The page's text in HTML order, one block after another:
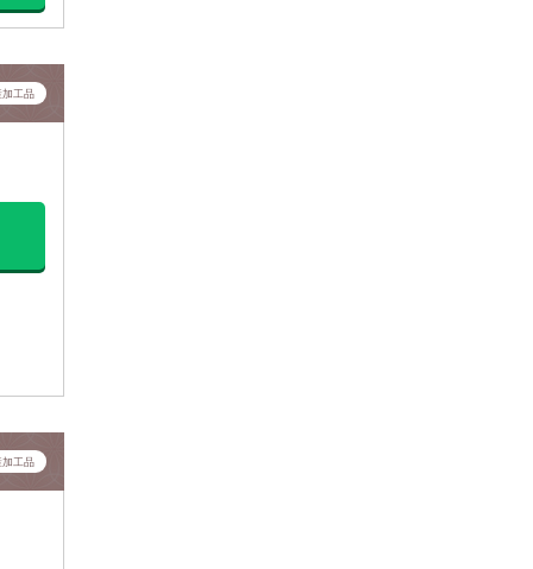
工品
工品